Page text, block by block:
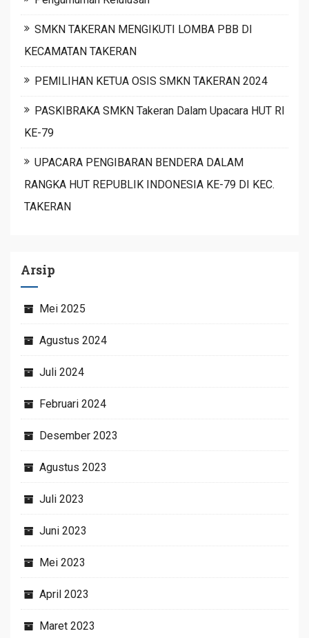
SMKN TAKERAN MENGIKUTI LOMBA PBB DI
KECAMATAN TAKERAN
PEMILIHAN KETUA OSIS SMKN TAKERAN 2024
PASKIBRAKA SMKN Takeran Dalam Upacara HUT RI
KE-79
UPACARA PENGIBARAN BENDERA DALAM
RANGKA HUT REPUBLIK INDONESIA KE-79 DI KEC.
TAKERAN
Arsip
Mei 2025
Agustus 2024
Juli 2024
Februari 2024
Desember 2023
Agustus 2023
Juli 2023
Juni 2023
Mei 2023
April 2023
Maret 2023